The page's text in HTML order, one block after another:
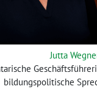
Jutta
bildungspolitische